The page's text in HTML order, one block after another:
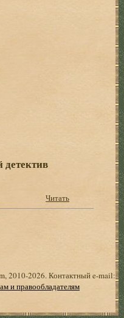
Читать
2010-2026. Контактный e-mail:
и правообладателям